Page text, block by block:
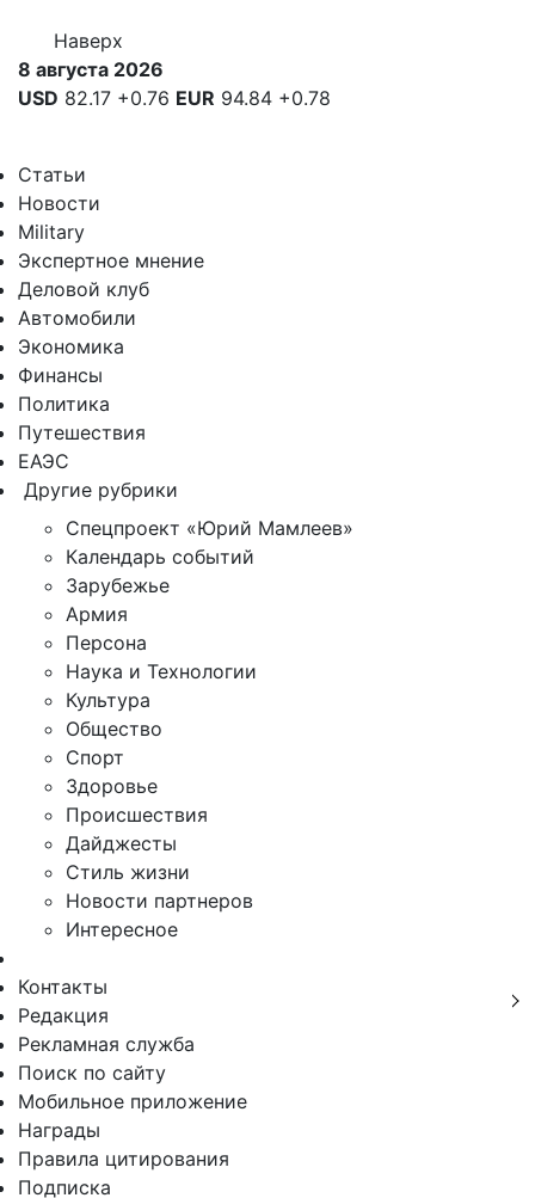
Наверх
8 августа 2026
USD 82.17 +0.76 EUR 94.84 +0.78
Статьи
Новости
Military
Экспертное мнение
Деловой клуб
Автомобили
Экономика
Финансы
Политика
Путешествия
ЕАЭС
Другие рубрики
Спецпроект «Юрий Мамлеев»
Календарь событий
Зарубежье
Армия
Персона
Наука и Технологии
Культура
Общество
Спорт
Здоровье
Происшествия
Дайджесты
Стиль жизни
Новости партнеров
Интересное
Контакты
Редакция
Рекламная служба
Поиск по сайту
Мобильное приложение
Награды
Правила цитирования
Подписка